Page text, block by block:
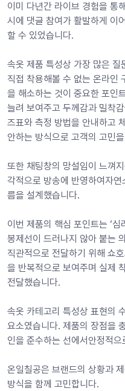
이미 다년간 라이브 경험을 통
시에 댓글 참여가 활발하게 이
할 수 있었습니다.
속옷 제품 특성상 가장 많은 질
직접 착용해볼 수 없는 온라인
을 해소하는 것이 중요한 포인
늘려 보여주고 두께감과 밀착
즈표와 측정 방법을 안내하고
안하는 방식으로 고객의 고민
또한 채팅창의 망설임이 느껴
각적으로 방송에 반영하여자
름을 설계했습니다.
이번 제품의 핵심 포인트는 ‘심
봉제선이 드러나지 않아 붙는
직관적으로 전달하기 위해 쇼
을 반복적으로 보여주며 실제
전달했습니다.
속옷 카테고리 특성상 표현의
요소였습니다. 제품의 장점을
인을 준수하는 선에서안정적
온일칠공은 브랜드의 상황과
방식을 함께 고민합니다.